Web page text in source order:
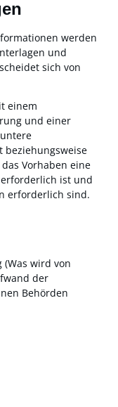
werden
und
sich von
einem
und einer
beziehungsweise
Vorhaben eine
ist und
erforderlich sind.
(Was wird von
der
Behörden